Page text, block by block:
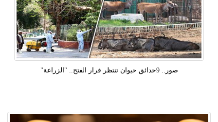
صور.. 9حدائق حيوان تنتظر قرار الفتح.. "الزراعة"